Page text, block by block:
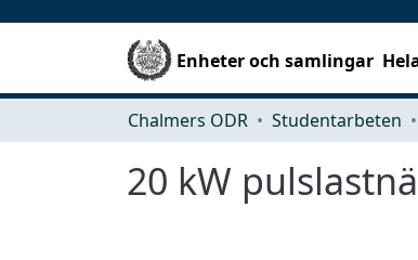
Enheter och samlingar
Chalmers ODR Studentarbeten
20 kW